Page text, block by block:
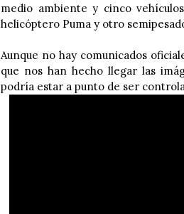
medio ambiente y cinco
helicóptero Puma y otro
Aunque no hay comunicados
que nos han hecho llegar las
podría estar a punto de ser